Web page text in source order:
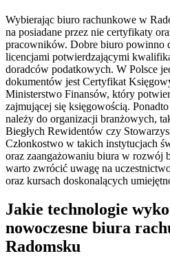
Wybierając biuro rachunkowe w
na posiadane przez nie certyfikaty
pracowników. Dobre biuro powinno
licencjami potwierdzającymi
doradców podatkowych. W Polsce
dokumentów jest Certyfikat
Ministerstwo Finansów, który
zajmującej się księgowością.
należy do organizacji branżowych,
Biegłych Rewidentów czy
Członkostwo w takich instytucjach
oraz zaangażowaniu biura w rozwój
warto zwrócić uwagę na
oraz kursach doskonalących
Jakie technologie
nowoczesne biura
Radomsku